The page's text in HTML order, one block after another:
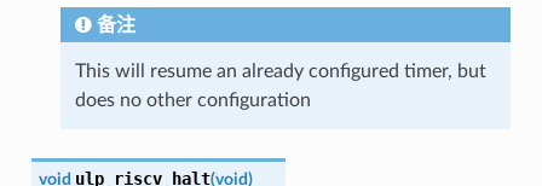
备注
This will resume an already configured timer, but
does no other configuration
void ulp_riscv_halt(void)